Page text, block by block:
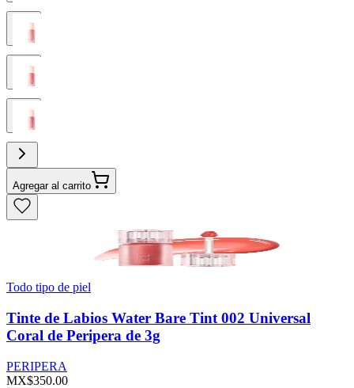
Agregar al carrito
Todo tipo de piel
Tinte de Labios Water Bare Tint 002 Universal
Coral de Peripera de 3g
PERIPERA
MX$350.00